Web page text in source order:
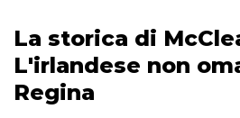
La storica di
L'irlandese non
Regina